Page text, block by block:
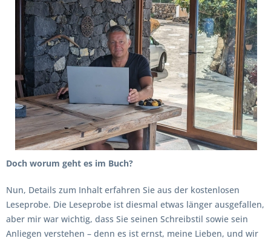
Doch worum geht es im Buch?
Nun, Details zum Inhalt erfahren Sie aus der kostenlosen
Leseprobe. Die Leseprobe ist diesmal etwas länger ausgefallen,
aber mir war wichtig, dass Sie seinen Schreibstil sowie sein
Anliegen verstehen – denn es ist ernst, meine Lieben, und wir